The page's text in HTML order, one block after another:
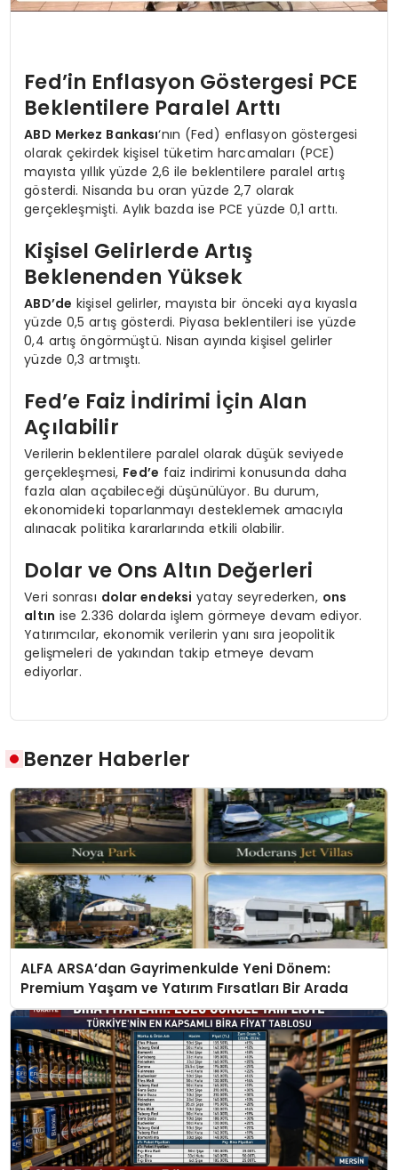
Fed’in Enflasyon Göstergesi PCE
Beklentilere Paralel Arttı
ABD Merkez Bankası‘nın (Fed) enflasyon göstergesi
olarak çekirdek kişisel tüketim harcamaları (PCE)
mayısta yıllık yüzde 2,6 ile beklentilere paralel artış
gösterdi. Nisanda bu oran yüzde 2,7 olarak
gerçekleşmişti. Aylık bazda ise PCE yüzde 0,1 arttı.
Kişisel Gelirlerde Artış
Beklenenden Yüksek
ABD’de kişisel gelirler, mayısta bir önceki aya kıyasla
yüzde 0,5 artış gösterdi. Piyasa beklentileri ise yüzde
0,4 artış öngörmüştü. Nisan ayında kişisel gelirler
yüzde 0,3 artmıştı.
Fed’e Faiz İndirimi İçin Alan
Açılabilir
Verilerin beklentilere paralel olarak düşük seviyede
gerçekleşmesi, Fed’e faiz indirimi konusunda daha
fazla alan açabileceği düşünülüyor. Bu durum,
ekonomideki toparlanmayı desteklemek amacıyla
alınacak politika kararlarında etkili olabilir.
Dolar ve Ons Altın Değerleri
Veri sonrası dolar endeksi yatay seyrederken, ons
altın ise 2.336 dolarda işlem görmeye devam ediyor.
Yatırımcılar, ekonomik verilerin yanı sıra jeopolitik
gelişmeleri de yakından takip etmeye devam
ediyorlar.
Benzer Haberler
ALFA ARSA’dan Gayrimenkulde Yeni Dönem:
Premium Yaşam ve Yatırım Fırsatları Bir Arada